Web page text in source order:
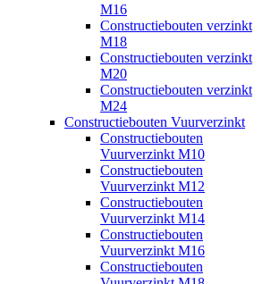
M16
Constructiebouten verzinkt
M18
Constructiebouten verzinkt
M20
Constructiebouten verzinkt
M24
Constructiebouten Vuurverzinkt
Constructiebouten
Vuurverzinkt M10
Constructiebouten
Vuurverzinkt M12
Constructiebouten
Vuurverzinkt M14
Constructiebouten
Vuurverzinkt M16
Constructiebouten